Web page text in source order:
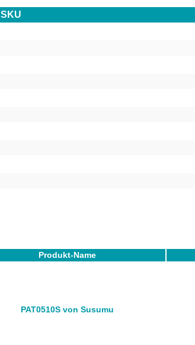
SKU
Produkt-Name
PAT0510S von Susumu